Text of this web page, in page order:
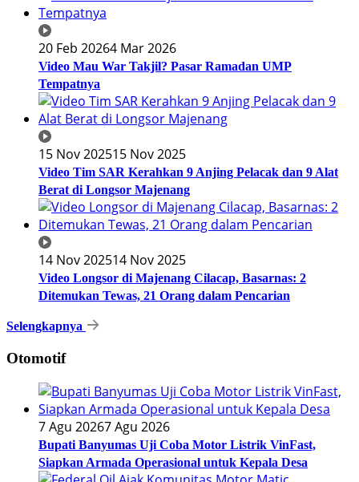
20 Feb 20264 Mar 2026
Video Mau War Takjil? Pasar Ramadan UMP
Tempatnya
15 Nov 202515 Nov 2025
Video Tim SAR Kerahkan 9 Anjing Pelacak dan 9 Alat
Berat di Longsor Majenang
14 Nov 202514 Nov 2025
Video Longsor di Majenang Cilacap, Basarnas: 2
Ditemukan Tewas, 21 Orang dalam Pencarian
Selengkapnya
Otomotif
7 Agu 20267 Agu 2026
Bupati Banyumas Uji Coba Motor Listrik VinFast,
Siapkan Armada Operasional untuk Kepala Desa